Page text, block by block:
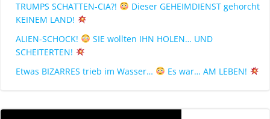
TRUMPS SCHATTEN-CIA?!
Dieser GEHEIMDIENST gehorcht
KEINEM LAND!
ALIEN-SCHOCK!
SIE wollten IHN HOLEN… UND
SCHEITERTEN!
Etwas BIZARRES trieb im Wasser…
Es war… AM LEBEN!